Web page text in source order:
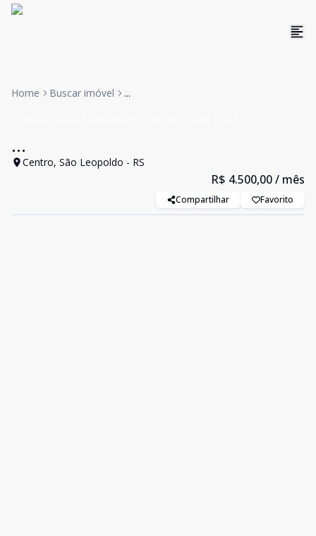
Home Buscar imóvel ...
...
Centro, São Leopoldo - RS
R$ 4.500,00/ mês
Compartilhar Favorito